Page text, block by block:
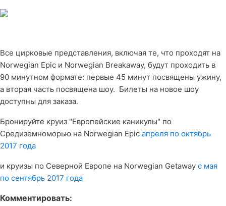
Все цирковые представления, включая те, что проходят на
Norwegian Epic и Norwegian Breakaway, будут проходить в
90 минутном формате: первые 45 минут посвящены ужину,
а вторая часть посвящена шоу. Билеты на новое шоу
доступны для заказа.
Бронируйте круиз "Европейские каникулы" по
Средиземноморью на Norwegian Epic апреля по октябрь
2017 года
и круизы по Северной Европе на Norwegian Getaway c мая
по сентябрь 2017 года
Комментировать: